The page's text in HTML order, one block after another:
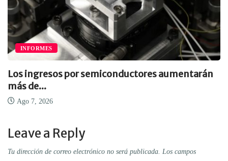
INFORMES
Los ingresos por semiconductores aumentarán
más de...
Ago 7, 2026
Leave a Reply
Tu dirección de correo electrónico no será publicada. Los campos